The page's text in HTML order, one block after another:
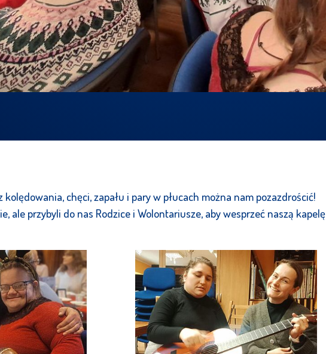
kolędowania, chęci, zapału i pary w płucach można nam pozazdrościć!
ale przybyli do nas Rodzice i Wolontariusze, aby wesprzeć naszą kapelę